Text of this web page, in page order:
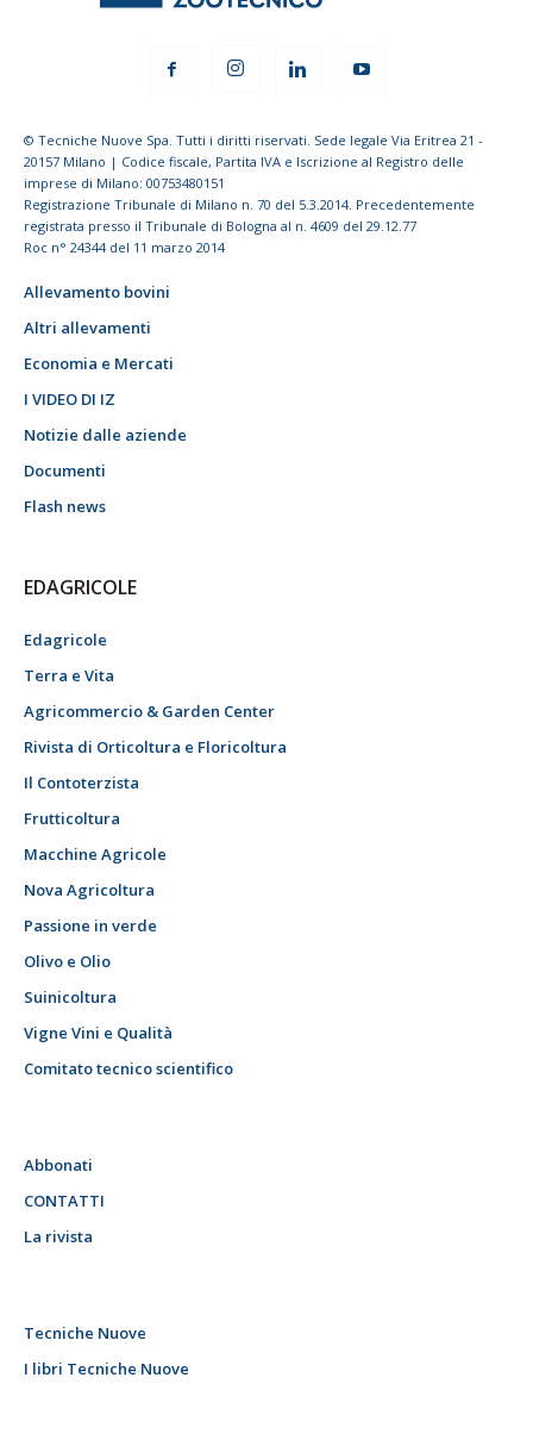
© Tecniche Nuove Spa. Tutti i diritti riservati. Sede legale Via Eritrea 21 -
20157 Milano | Codice fiscale, Partita IVA e Iscrizione al Registro delle
imprese di Milano: 00753480151
Registrazione Tribunale di Milano n. 70 del 5.3.2014. Precedentemente
registrata presso il Tribunale di Bologna al n. 4609 del 29.12.77
Roc n° 24344 del 11 marzo 2014
Allevamento bovini
Altri allevamenti
Economia e Mercati
I VIDEO DI IZ
Notizie dalle aziende
Documenti
Flash news
EDAGRICOLE
Edagricole
Terra e Vita
Agricommercio & Garden Center
Rivista di Orticoltura e Floricoltura
Il Contoterzista
Frutticoltura
Macchine Agricole
Nova Agricoltura
Passione in verde
Olivo e Olio
Suinicoltura
Vigne Vini e Qualità
Comitato tecnico scientifico
Abbonati
CONTATTI
La rivista
Tecniche Nuove
I libri Tecniche Nuove